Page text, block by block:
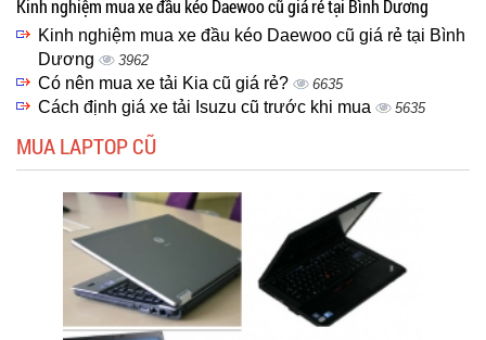
Kinh nghiệm mua xe đầu kéo Daewoo cũ giá rẻ tại Bình Dương
Kinh nghiệm mua xe đầu kéo Daewoo cũ giá rẻ tại Bình
Dương
3962
Có nên mua xe tải Kia cũ giá rẻ? 6635
Cách định giá xe tải Isuzu cũ trước khi mua 5635
MUA LAPTOP CŨ